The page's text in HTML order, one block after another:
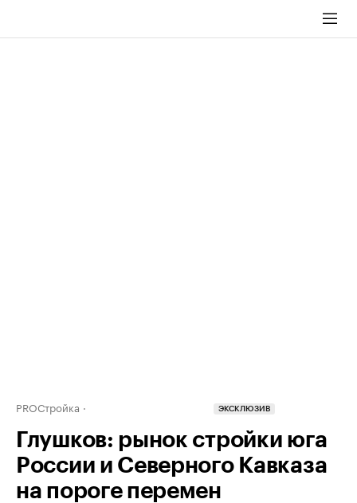
PROСтройка ЭКСКЛЮЗИВ
Глушков: рынок стройки юга
России и Северного Кавказа
на пороге перемен